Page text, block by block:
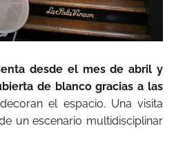
desde el mes de abril y
de blanco gracias a las
el espacio. Una visita
un escenario multidisciplinar